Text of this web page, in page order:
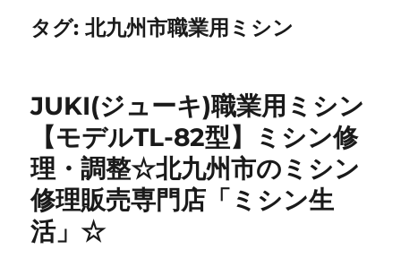
タグ:北九州市職業用ミシン
JUKI(ジューキ)職業用ミシン
【モデルTL-82型】ミシン修
理・調整☆北九州市のミシン
修理販売専門店「ミシン生
活」☆